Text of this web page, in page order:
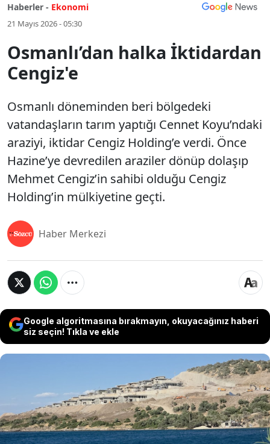
Haberler - Ekonomi
21 Mayıs 2026 - 05:30
Osmanlı’dan halka İktidardan
Cengiz'e
Osmanlı döneminden beri bölgedeki
vatandaşların tarım yaptığı Cennet Koyu’ndaki
araziyi, iktidar Cengiz Holding’e verdi. Önce
Hazine’ye devredilen araziler dönüp dolaşıp
Mehmet Cengiz’in sahibi olduğu Cengiz
Holding’in mülkiyetine geçti.
Haber Merkezi
Google algoritmasına bırakmayın, okuyacağınız haberi
siz seçin! Tıkla ve ekle
Osmanlı döneminden beri bölgedeki
vatandaşların tarım yaptığı Cennet Koyu’ndaki
araziyi, iktidar Cengiz Holding’e verdi. Önce
Hazine’ye devredilen araziler dönüp dolaşıp